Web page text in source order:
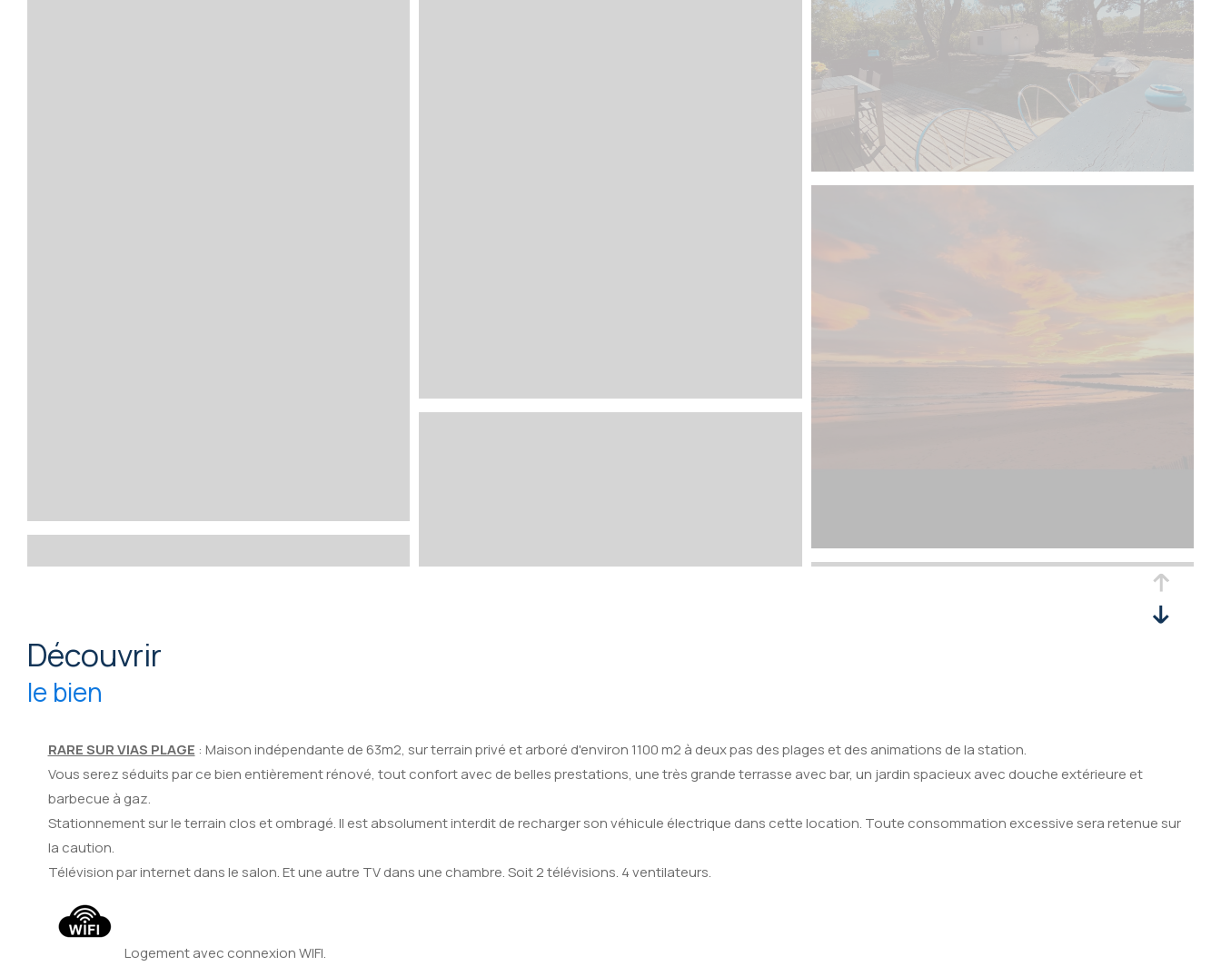
découvrir
le bien
RARE SUR VIAS PLAGE : Maison indépendante de 63m2, sur terrain privé et arboré d'environ 1100 m2 à deux pas des plages et des animations de la station.
Vous serez séduits par ce bien entièrement rénové, tout confort avec de belles prestations, une très grande terrasse avec bar, un jardin spacieux avec douche extérieure et
barbecue à gaz.
Stationnement sur le terrain clos et ombragé.Il est absolument interdit de recharger son véhicule électrique dans cette location. Toute consommation excessive sera retenue sur
la caution.
Télévision par internet dans le salon. Et une autre TV dans une chambre. Soit 2 télévisions. 4 ventilateurs.
Logement avec connexion WIFI.